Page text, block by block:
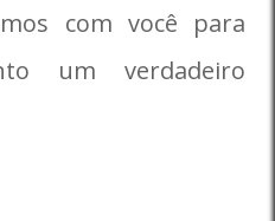
com você para
um verdadeiro